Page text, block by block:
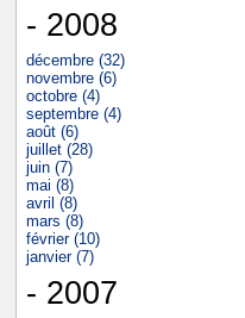
- 2008
décembre (32)
novembre (6)
octobre (4)
septembre (4)
août (6)
juillet (28)
juin (7)
mai (8)
avril (8)
mars (8)
février (10)
janvier (7)
- 2007